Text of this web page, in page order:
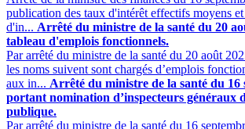
publication des taux d'intérêt effectifs moyens
d'in... Arrêté du ministre de la santé du 20
tableau d'emplois fonctionnels.
Par arrêté du ministre de la santé du 20 août
les noms suivent sont chargés d’emplois
aux in... Arrêté du ministre de la santé du 16
portant nomination d’inspecteurs généraux
publique.
Par arrêté du ministre de la santé du 16